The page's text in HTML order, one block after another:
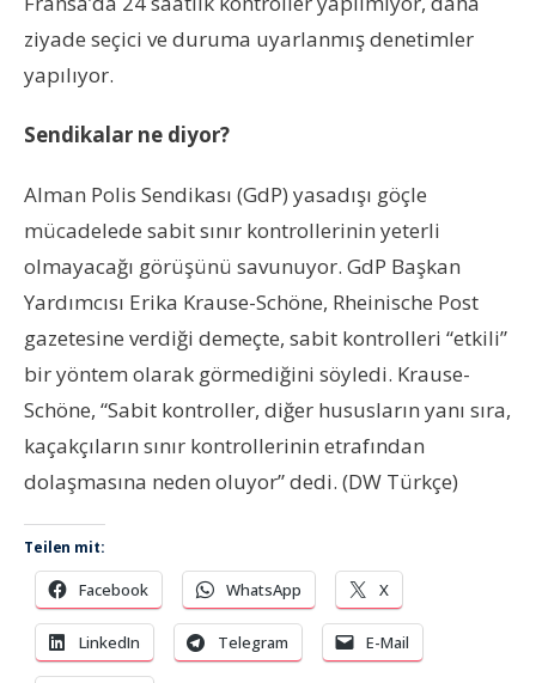
ziyade seçici ve duruma uyarlanmış denetimler
yapılıyor.
Sendikalar ne diyor?
Alman Polis Sendikası (GdP) yasadışı göçle
mücadelede sabit sınır kontrollerinin yeterli
olmayacağı görüşünü savunuyor. GdP Başkan
Yardımcısı Erika Krause-Schöne, Rheinische Post
gazetesine verdiği demeçte, sabit kontrolleri “etkili”
bir yöntem olarak görmediğini söyledi. Krause-
Schöne, “Sabit kontroller, diğer hususların yanı sıra,
kaçakçıların sınır kontrollerinin etrafından
dolaşmasına neden oluyor” dedi. (DW Türkçe)
Teilen mit:
Facebook WhatsApp X
LinkedIn Telegram E-Mail